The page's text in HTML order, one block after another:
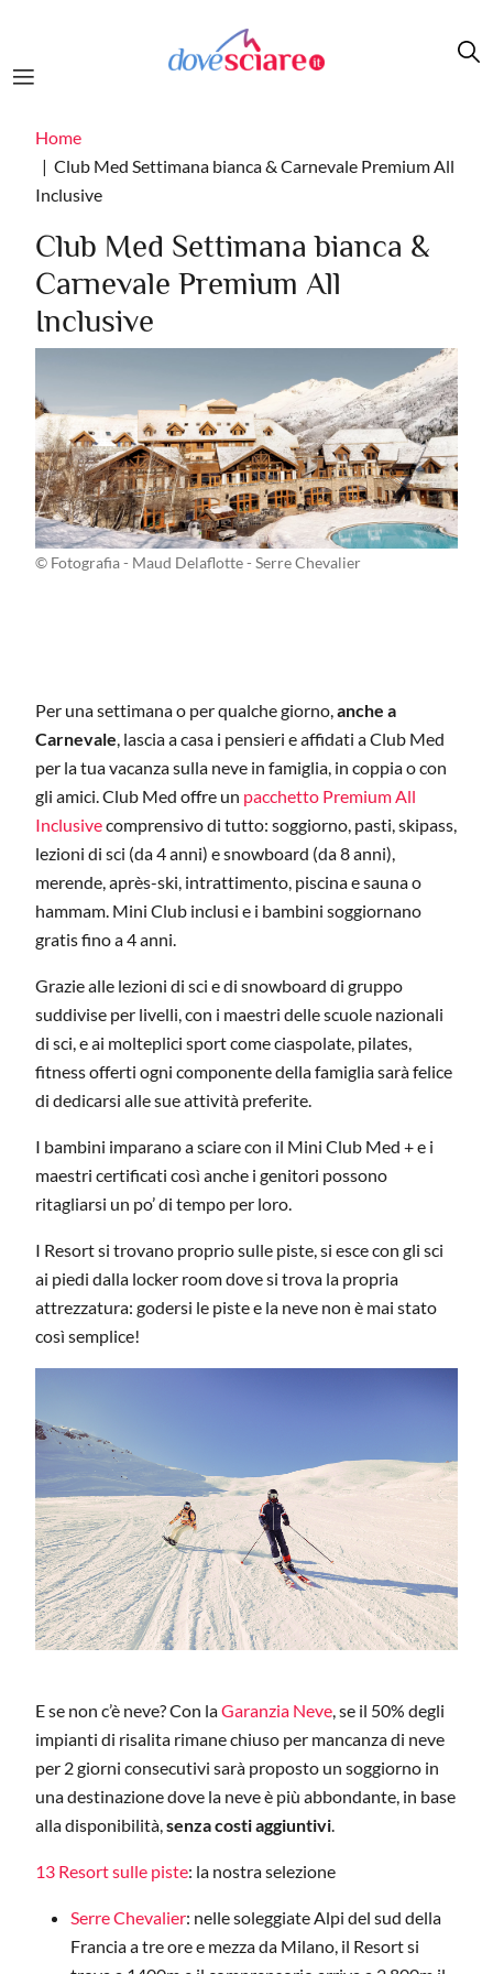
Home
Club Med Settimana bianca & Carnevale Premium All
Inclusive
Club Med Settimana bianca &
Carnevale Premium All
Inclusive
© Fotografia - Maud Delaflotte - Serre Chevalier
Per una settimana o per qualche giorno,anche a
Carnevale, lascia a casa i pensieri e affidati a Club Med
per la tua vacanza sulla neve in famiglia, in coppia o con
gli amici. Club Med offre un pacchetto Premium All
Inclusivecomprensivo di tutto: soggiorno, pasti, skipass,
lezioni di sci (da 4 anni) e snowboard (da 8 anni),
merende, après-ski, intrattimento, piscina e sauna o
hammam. Mini Club inclusi e i bambini soggiornano
gratis fino a 4 anni.
Grazie alle lezioni di sci e di snowboard di gruppo
suddivise per livelli, con i maestri delle scuole nazionali
di sci, e ai molteplici sport come ciaspolate, pilates,
fitness offerti ogni componente della famiglia sarà felice
di dedicarsi alle sue attività preferite.
I bambini imparano a sciare con il Mini Club Med + e i
maestri certificati così anche i genitori possono
ritagliarsi un po’ di tempo per loro.
I Resort si trovano proprio sulle piste, si esce con gli sci
ai piedi dalla locker room dove si trova la propria
attrezzatura: godersi le piste e la neve non è mai stato
così semplice!
E se non c’è neve? Con laGaranzia Neve, se il 50% degli
impianti di risalita rimane chiuso per mancanza di neve
per 2 giorni consecutivi sarà proposto un soggiorno in
una destinazione dove la neve è più abbondante, in base
alla disponibilità,senza costi aggiuntivi.
13 Resort sulle piste: la nostra selezione
Serre Chevalier: nelle soleggiate Alpi del sud della
Francia a tre ore e mezza da Milano, il Resort si